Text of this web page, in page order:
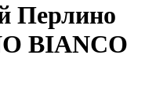
Перлино
BIANCO